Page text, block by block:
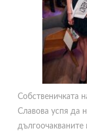
Собственичката
Славова успя да